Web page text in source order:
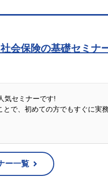
の表示や、弊社及び提携先の
情報を第三者に提供すること
ことがあります。委託先にあた
るとともに、非開示契約を締結
会保険の基礎セミナ
気セミナーです!
で、初めての方でもすぐに実
ー一覧